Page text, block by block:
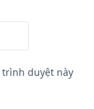
duyệt này